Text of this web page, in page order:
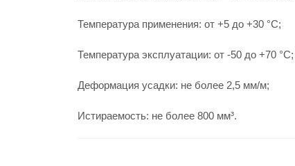
Температура применения: от +5 до +30 °C;
Температура эксплуатации: от -50 до +70 °C;
Деформация усадки: не более 2,5 мм/м;
Истираемость: не более 800 мм³.